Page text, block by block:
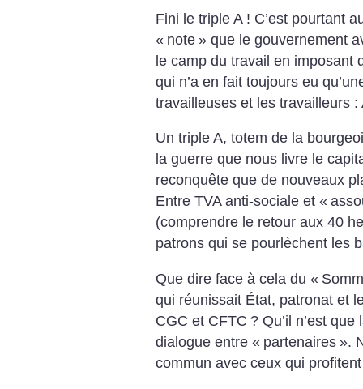
Fini le triple A ! C’est pourtant
« note » que le gouvernement
le camp du travail en imposant
qui n’a en fait toujours eu
travailleuses et les travailleurs
Un triple A, totem de la
la guerre que nous livre le
reconquête que de nouveaux
Entre TVA anti-sociale et «
(comprendre le retour aux 40
patrons qui se pourlèchent les
Que dire face à cela du «
qui réunissait État, patronat et
CGC et CFTC ? Qu’il n’est
dialogue entre « partenaires ».
commun avec ceux qui